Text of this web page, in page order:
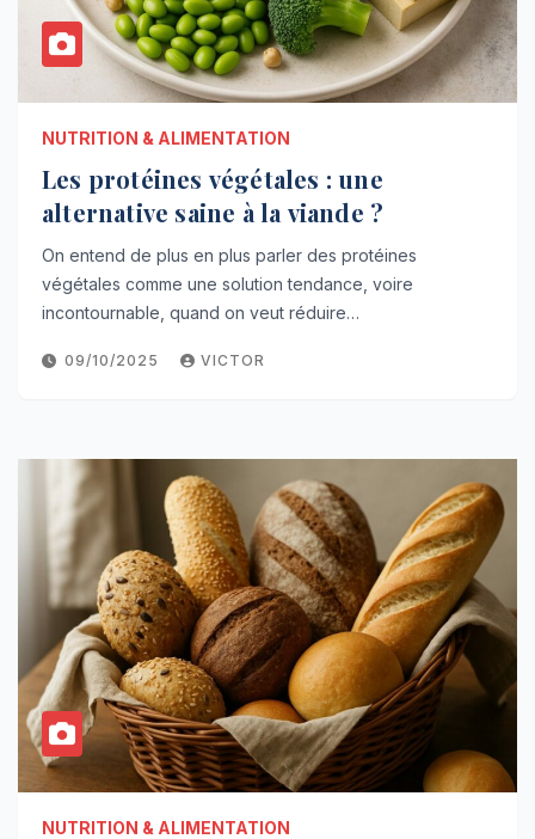
NUTRITION & ALIMENTATION
Les protéines végétales : une
alternative saine à la viande ?
On entend de plus en plus parler des protéines
végétales comme une solution tendance, voire
incontournable, quand on veut réduire…
09/10/2025 VICTOR
NUTRITION & ALIMENTATION